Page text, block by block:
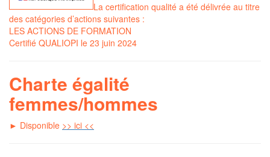
La certification qualité a été délivrée au titre
des catégories d’actions suivantes :
LES ACTIONS DE FORMATION
Certifié QUALIOPI le 23 juin 2024
Charte égalité
femmes/hommes
► Disponible >> ici <<